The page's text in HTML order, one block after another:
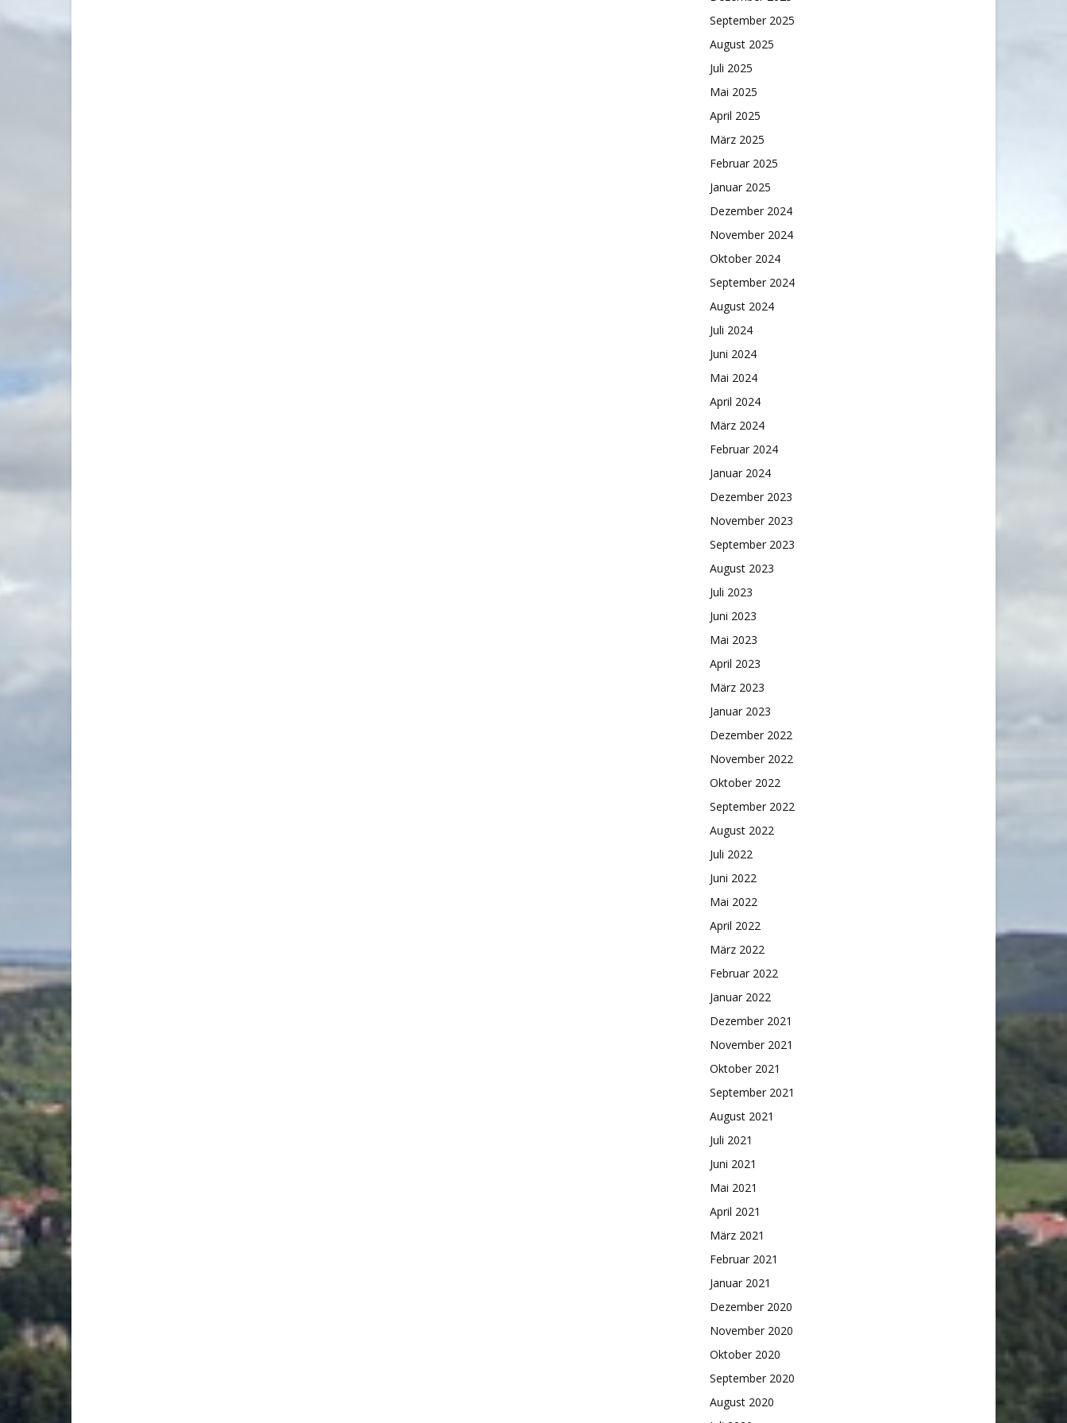
September 2025
August 2025
Juli 2025
Mai 2025
April 2025
März 2025
Februar 2025
Januar 2025
Dezember 2024
November 2024
Oktober 2024
September 2024
August 2024
Juli 2024
Juni 2024
Mai 2024
April 2024
März 2024
Februar 2024
Januar 2024
Dezember 2023
November 2023
September 2023
August 2023
Juli 2023
Juni 2023
Mai 2023
April 2023
März 2023
Januar 2023
Dezember 2022
November 2022
Oktober 2022
September 2022
August 2022
Juli 2022
Juni 2022
Mai 2022
April 2022
März 2022
Februar 2022
Januar 2022
Dezember 2021
November 2021
Oktober 2021
September 2021
August 2021
Juli 2021
Juni 2021
Mai 2021
April 2021
März 2021
Februar 2021
Januar 2021
Dezember 2020
November 2020
Oktober 2020
September 2020
August 2020